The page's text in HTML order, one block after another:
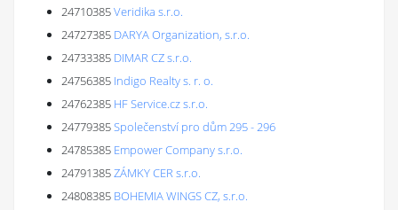
24710385Veridika s.r.o.
24727385 DARYA Organization, s.r.o.
24733385 DIMAR CZ s.r.o.
24756385 Indigo Realty s. r. o.
24762385 HF Service.cz s.r.o.
24779385Společenství pro dům 295 - 296
24785385 Empower Company s.r.o.
24791385ZÁMKY CER s.r.o.
24808385 BOHEMIA WINGS CZ, s.r.o.